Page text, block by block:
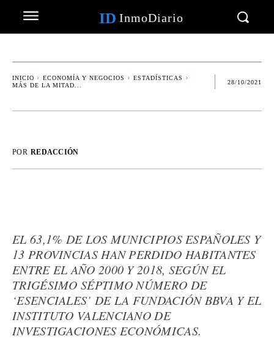
ID InmoDiario
INICIO ECONOMÍA Y NEGOCIOS
ESTADÍSTICAS
MÁS DE LA MITAD...
28/10/2021
POR REDACCIÓN
EL 63,1% DE LOS MUNICIPIOS ESPAÑOLES Y
13 PROVINCIAS HAN PERDIDO HABITANTES
ENTRE EL AÑO 2000 Y 2018, SEGÚN EL
TRIGÉSIMO SÉPTIMO NÚMERO DE
‘ESENCIALES’ DE LA FUNDACIÓN BBVA Y EL
INSTITUTO VALENCIANO DE
INVESTIGACIONES ECONÓMICAS.